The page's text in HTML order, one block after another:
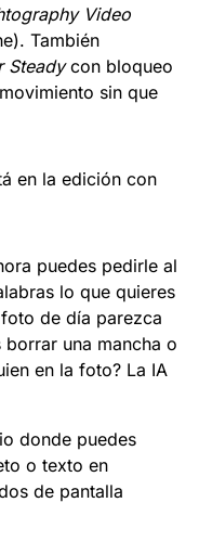
Video
También
Steadycon bloqueo
sin que
en la edición con
puedes pedirle al
lo que quieres
de día parezca
borrar una mancha o
en la foto? La IA
donde puedes
o texto en
de pantalla